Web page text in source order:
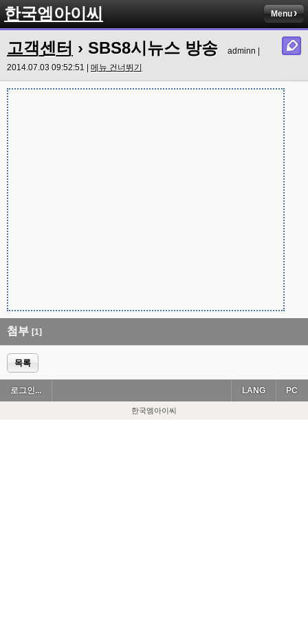
한국엠아이씨 Menu
고객센터 › SBS8시뉴스 방송
adminn |
2014.07.03 09:52:51 | 메뉴 건너뛰기
첨부 [1]
목록
로그인... PC
LANG
한국엠아이씨